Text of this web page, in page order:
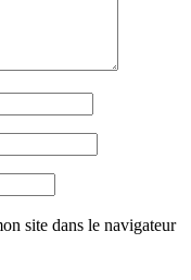
site dans le navigateur